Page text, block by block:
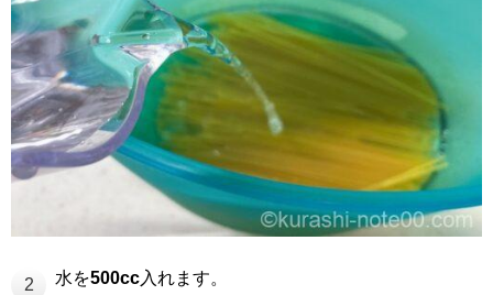
2 水を500cc入れます。